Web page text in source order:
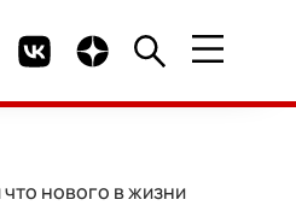
канал HELLO
Группа HELLO Вконтакте
Канал HELLO в Дзен
нового в жизни